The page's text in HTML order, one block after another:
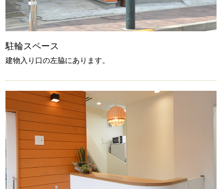
駐輪スペース
建物入り口の左脇にあります。